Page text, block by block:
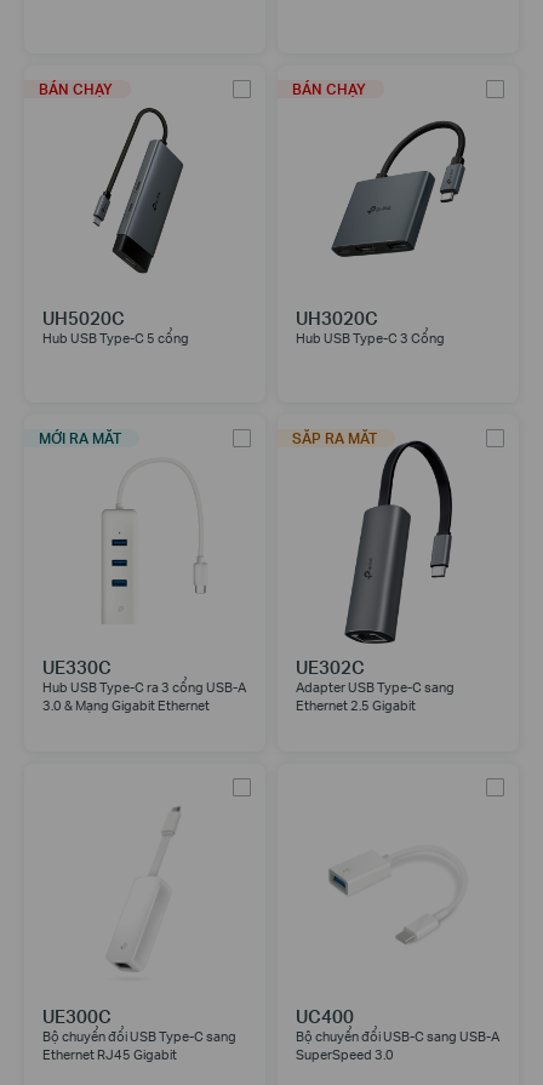
BÁN CHẠY
UH5020C
Hub USB Type-C 5 cổng
BÁN CHẠY
UH3020C
Hub USB Type-C 3 Cổng
MỚI RA MẮT
UE330C
Hub USB Type-C ra 3 cổng USB-A
3.0 & Mạng Gigabit Ethernet
SẮP RA MẮT
UE302C
Adapter USB Type-C sang
Ethernet 2.5 Gigabit
UE300C
Bộ chuyển đổi USB Type-C sang
Ethernet RJ45 Gigabit
UC400
Bộ chuyển đổi USB-C sang USB-A
SuperSpeed 3.0